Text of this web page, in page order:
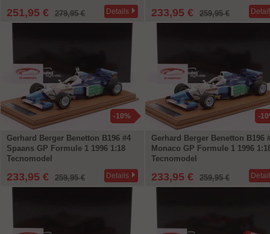
251,95 € 279,95 € Details 233,95 € 259,95 €
-10%
Gerhard Berger Benetton B196 #4
Spaans GP Formule 1 1996 1:18
Tecnomodel
233,95 € 259,95 € Details
-
Gerhard Berger Benetton B196
Monaco GP Formule 1 1996
Tecnomodel
233,95 € 259,95 €